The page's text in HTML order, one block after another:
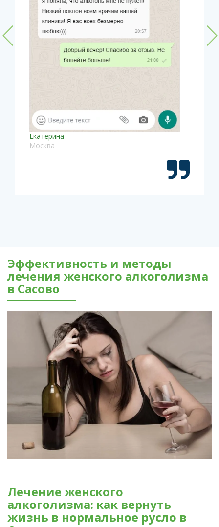
Екатерина
Москва
Эффективность и методы
лечения женского алкоголизма
в Сасово
Лечение женского
алкоголизма: как вернуть
жизнь в нормальное русло в